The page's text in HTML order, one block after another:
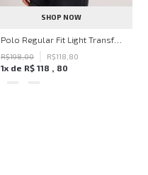
SHOP NOW
Polo Regular Fit Light Transfer Verde Escuro John John Masculina
R$198,00 R$118,80
1x de R$ 118 , 80